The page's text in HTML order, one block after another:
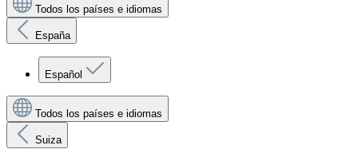
Todos los países e idiomas
España
Español
Todos los países e idiomas
Suiza